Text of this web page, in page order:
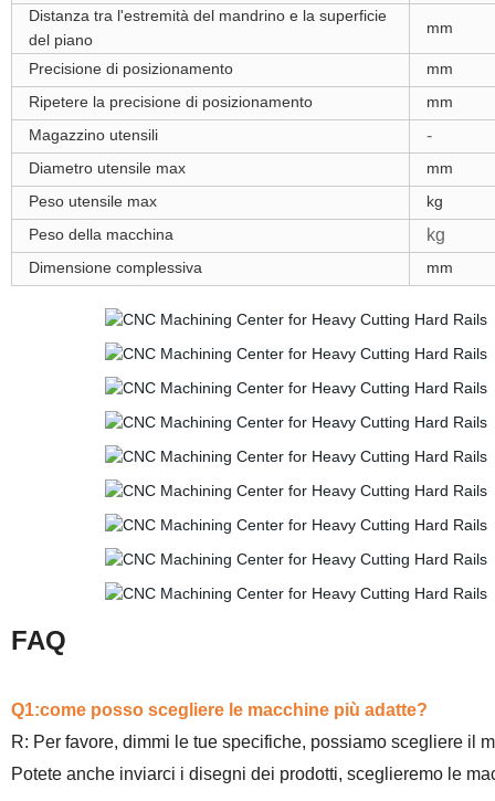
Distanza tra l'estremità del mandrino e la superficie
del piano
mm
Precisione di posizionamento
mm
Ripetere la precisione di posizionamento
mm
Magazzino utensili
-
Diametro utensile max
mm
Peso utensile max
kg
Peso della macchina
kg
Dimensione complessiva mm
FAQ
Q1:come posso scegliere le macchine più adatte?
R: Per favore, dimmi le tue specifiche, possiamo scegliere il
Potete anche inviarci i disegni dei prodotti, sceglieremo le